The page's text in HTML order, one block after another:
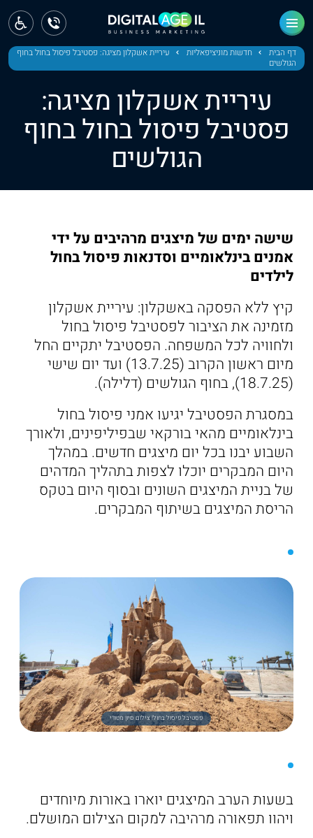
דף הבית חדשות מוניציפאליות
עיריית אשקלון מציגה: פסטיבל פיסול בחול בחוף
הגולשים
עיריית אשקלון מציגה:
פסטיבל פיסול בחול בחוף
הגולשים
שישה ימים של מיצגים מרהיבים על ידי
אמנים בינלאומיים וסדנאות פיסול בחול
לילדים
קיץ ללא הפסקה באשקלון: עיריית אשקלון
מזמינה את הציבור לפסטיבל פיסול בחול
ולחוויה לכל המשפחה. הפסטיבל יתקיים החל
מיום ראשון הקרוב (13.7.25) ועד יום שישי
(18.7.25), בחוף הגולשים (דלילה).
במסגרת הפסטיבל יגיעו אמני פיסול בחול
בינלאומיים מהאי בורקאי שבפיליפינים, ולאורך
השבוע יבנו בכל יום מיצגים חדשים. במהלך
היום המבקרים יוכלו לצפות בתהליך המדהים
של בניית המיצגים השונים ובסוף היום בטקס
הריסת המיצגים בשיתוף המבקרים.
פסטיבל פיסול בחול! צילום סיון מטודי
בשעות הערב המיצגים יוארו באורות מיוחדים
ויהוו תפאורה מרהיבה למקום הצילום המושלם.
ראשי
חדשות
מחוז חיפה
מחוז מרכז
תל אביב